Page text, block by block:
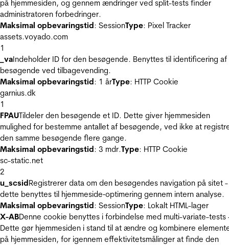
på hjemmesiden, og gennem ændringer ved split-tests finder
administratoren forbedringer.
Maksimal opbevaringstid: SessionType: Pixel Tracker
assets.voyado.com
1
_vaIndeholder ID for den besøgende. Benyttes til identificering af
besøgende ved tilbagevending.
Maksimal opbevaringstid: 1 årType: HTTP Cookie
garnius.dk
1
FPAUTildeler den besøgende et ID. Dette giver hjemmesiden
mulighed for bestemme antallet af besøgende, ved ikke at
den samme besøgende flere gange.
Maksimal opbevaringstid: 3 mdr.Type: HTTP Cookie
sc-static.net
2
u_scsidRegistrerer data om den besøgendes navigation på sitet -
dette benyttes til hjemmeside‐optimering gennem intern analyse.
Maksimal opbevaringstid: SessionType: Lokalt HTML-lager
X-ABDenne cookie benyttes i forbindelse med multi-variate-tests
Dette gør hjemmesiden i stand til at ændre og kombinere
på hjemmesiden, for igennem effektivitetsmålinger at finde den